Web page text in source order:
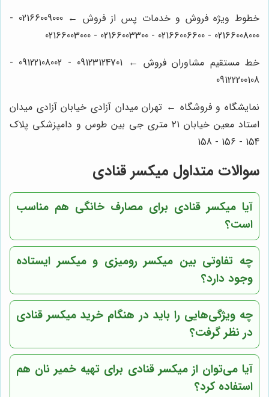
خطوط ویژه فروش و خدمات پس از فروش ← 02166009000 -
02166008000 - 02166006600 - 02166003300 - 02166003000
خط مستقیم مشاوران فروش ← 09123124701 - 09122108002 -
09122200108
نمایشگاه و فروشگاه ← تهران میدان آزادی خیابان آزادی میدان
استاد معین خیابان ۲۱ متری جی بین طوس و دامپزشکی پلاک
154 - 156 - 158
سوالات متداول میکسر قنادی
آیا میکسر قنادی برای مصارف خانگی هم مناسب
است؟
چه تفاوتی بین میکسر رومیزی و میکسر ایستاده
وجود دارد؟
چه ویژگی‌هایی را باید در هنگام خرید میکسر قنادی
در نظر گرفت؟
آیا می‌توان از میکسر قنادی برای تهیه خمیر نان هم
استفاده کرد؟